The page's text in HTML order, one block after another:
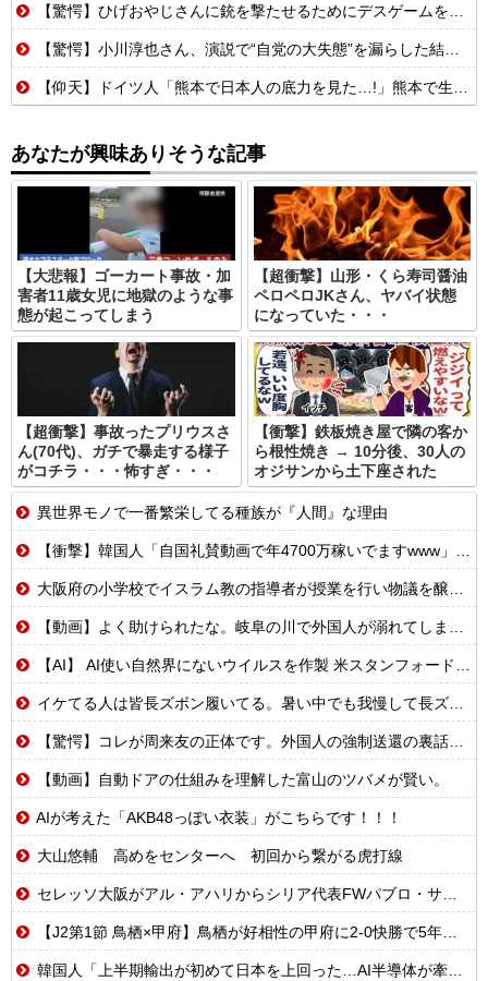
【驚愕】ひげおやじさんに銃を撃たせるためにデスゲームを開催するはりーシ
【驚愕】小川淳也さん、演説で“自党の大失態”を漏らした結果→党からブチギレられるwwwww
【仰天】ドイツ人「熊本で日本人の底力を見た…!」熊本で生まれて初めて震度7の大地震を経験したドイツ人。直後、日本人たちの行動に衝撃を受けてしまう…
あなたが興味ありそうな記事
【大悲報】ゴーカート事故・加
害者11歳女児に地獄のような事
態が起こってしまう
【超衝撃】山形・くら寿司醤油
ペロペロJKさん、ヤバイ状態
になっていた・・・
【超衝撃】事故ったプリウスさ
ん(70代)、ガチで暴走する様子
がコチラ・・・怖すぎ・・・
【衝撃】鉄板焼き屋で隣の客か
ら根性焼き → 10分後、30人の
オジサンから土下座された
異世界モノで一番繁栄してる種族が『人間』な理由
【衝撃】韓国人「自国礼賛動画で年4700万稼いでますwww」→海外の反応ch運営の秘密…
大阪府の小学校でイスラム教の指導者が授業を行い物議を醸す！ #大阪 #イスラム教 #モスク
【動画】よく助けられたな。岐阜の川で外国人が溺れてしまう事故。
【AI】 AI使い自然界にないウイルスを作製 米スタンフォード大学が成果発表
イケてる人は皆長ズボン履いてる。暑い中でも我慢して長ズボン履いてる。半ズボンはモテ無い。厳しいって
【驚愕】コレが周来友の正体です。外国人の強制送還の裏話を聞いて鳥肌が立ちました…
【動画】自動ドアの仕組みを理解した富山のツバメが賢い。
AIが考えた「AKB48っぽい衣装」がこちらです！！！
大山悠輔 高めをセンターへ 初回から繋がる虎打線
セレッソ大阪がアル・アハリからシリア代表FWパブロ・サバックを獲得へ 2025年のKリーグ得点王
【J2第1節 鳥栖×甲府】鳥栖が好相性の甲府に2-0快勝で5年ぶり開幕白星！田中雄大は古巣に恩返しPK弾
韓国人「上半期輸出が初めて日本を上回った…AI半導体が牽引で今年も4位狙える」